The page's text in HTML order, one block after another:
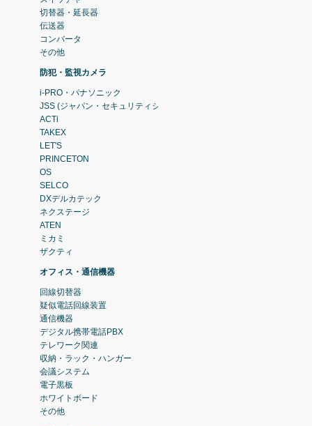
切替器・延長器
伝送器
コンバータ
その他
防犯・監視カメラ
i-PRO・パナソニック
JSS (ジャパン・セキュリティシステム)
ACTi
TAKEX
LET'S
PRINCETON
OS
SELCO
DXデルカテック
ネクステージ
ATEN
ミカミ
ザクティ
オフィス・通信機器
回線切替器
疑似電話回線装置
通信機器
デジタル携帯電話PBX
テレワーク関連
収納・ラック・ハンガー
会議システム
電子黒板
ホワイトボード
その他